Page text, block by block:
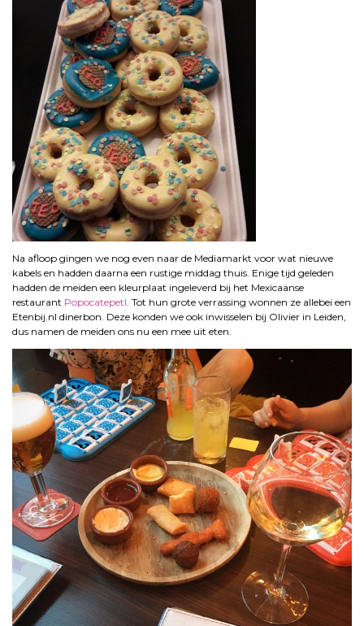
Na afloop gingen we nog even naar de Mediamarkt voor wat nieuwe
kabels en hadden daarna een rustige middag thuis. Enige tijd geleden
hadden de meiden een kleurplaat ingeleverd bij het Mexicaanse
restaurant Popocatepetl . Tot hun grote verrassing wonnen ze allebei een
Etenbij.nl dinerbon. Deze konden we ook inwisselen bij Olivier in Leiden,
dus namen de meiden ons nu een mee uit eten.